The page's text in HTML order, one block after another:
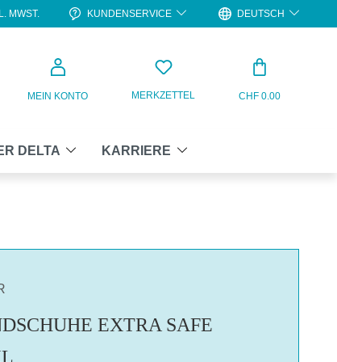
MWST. KUNDENSERVICE DEUTSCH
MEIN KONTO MERKZETTEL CHF 0.00
DELTA KARRIERE
EXTRA SAFE